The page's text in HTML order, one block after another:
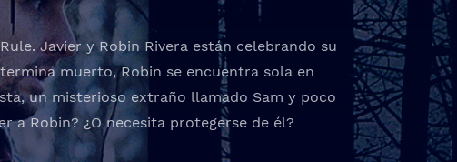
Javier y Robin Rivera están celebrando su
muerto, Robin se encuentra sola en
un misterioso extraño llamado Sam y poco
a Robin? ¿O necesita protegerse de él?